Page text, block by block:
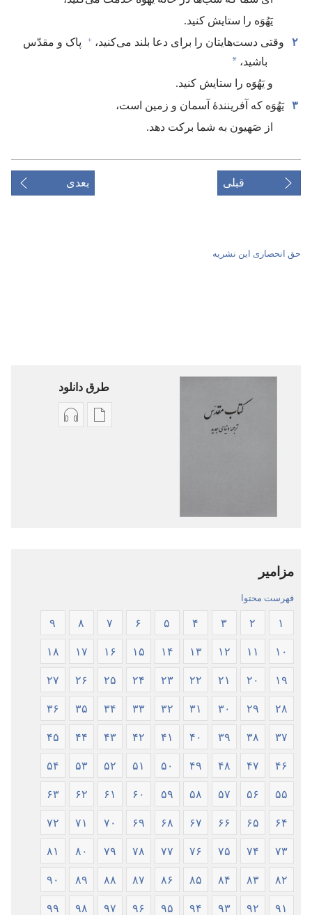
یَهُوَه را ستایش کنید.‏
۲
وقتی دست‌هایتان را برای دعا بلند می‌کنید،‏ +
پاک و مقدّس
باشید،‏ *
و یَهُوَه را ستایش کنید.‏
۳ یَهُوَه که آفرینندهٔ آسمان و زمین است،‏
از صَهیون به شما برکت دهد.‏
قبلی بعدی
حق انحصاری این نشریه
طرق دانلود
گزینۀ گزینۀ
مزامیر
فهرست محتوا
۱ ۲ ۳ ۴ ۵ ۶ ۷ ۸ ۹
۱۰ ۱۱ ۱۲ ۱۳ ۱۴ ۱۵ ۱۶ ۱۷ ۱۸
۱۹ ۲۰ ۲۱ ۲۲ ۲۳ ۲۴ ۲۵ ۲۶ ۲۷
۲۸ ۲۹ ۳۰ ۳۱ ۳۲ ۳۳ ۳۴ ۳۵ ۳۶
۳۷ ۳۸ ۳۹ ۴۰ ۴۱ ۴۲ ۴۳ ۴۴ ۴۵
۴۶ ۴۷ ۴۸ ۴۹ ۵۰ ۵۱ ۵۲ ۵۳ ۵۴
۵۵ ۵۶ ۵۷ ۵۸ ۵۹ ۶۰ ۶۱ ۶۲ ۶۳
۶۴ ۶۵ ۶۶ ۶۷ ۶۸ ۶۹ ۷۰ ۷۱ ۷۲
۷۳ ۷۴ ۷۵ ۷۶ ۷۷ ۷۸ ۷۹ ۸۰ ۸۱
۸۲ ۸۳ ۸۴ ۸۵ ۸۶ ۸۷ ۸۸ ۸۹ ۹۰
۹۱ ۹۲ ۹۳ ۹۴ ۹۵ ۹۶ ۹۷ ۹۸ ۹۹